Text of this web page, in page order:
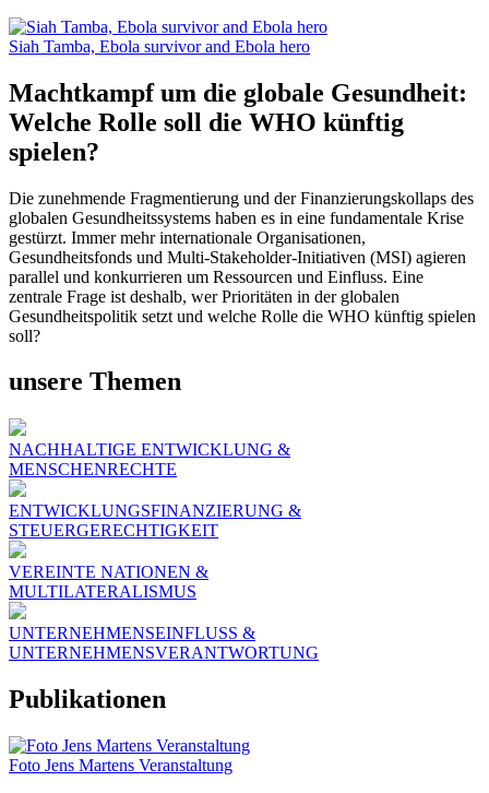
Siah Tamba, Ebola survivor and Ebola hero
Machtkampf um die globale Gesundheit:
Welche Rolle soll die WHO künftig
spielen?
Die zunehmende Fragmentierung und der Finanzierungskollaps des
globalen Gesundheitssystems haben es in eine fundamentale Krise
gestürzt. Immer mehr internationale Organisationen,
Gesundheitsfonds und Multi-Stakeholder-Initiativen (MSI) agieren
parallel und konkurrieren um Ressourcen und Einfluss. Eine
zentrale Frage ist deshalb, wer Prioritäten in der globalen
Gesundheitspolitik setzt und welche Rolle die WHO künftig spielen
soll?
unsere Themen
NACHHALTIGE ENTWICKLUNG &
MENSCHENRECHTE
ENTWICKLUNGSFINANZIERUNG &
STEUERGERECHTIGKEIT
VEREINTE NATIONEN &
MULTILATERALISMUS
UNTERNEHMENSEINFLUSS &
UNTERNEHMENSVERANTWORTUNG
Publikationen
Foto Jens Martens Veranstaltung